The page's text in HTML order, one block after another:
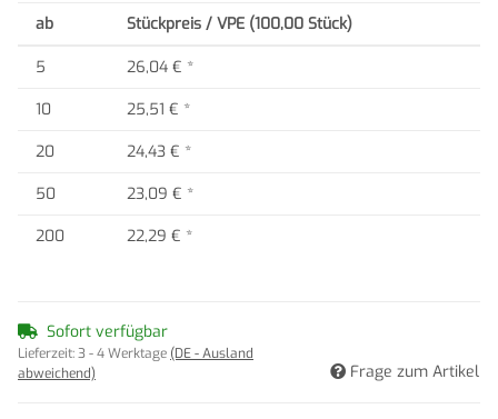
ab Stückpreis / VPE (100,00 Stück)
5 26,04 € *
10
25,51 € *
20
24,43 € *
50
23,09 € *
200
22,29 € *
Sofort verfügbar
Lieferzeit:3 - 4 Werktage (DE - Ausland
abweichend)
Frage zum Artikel